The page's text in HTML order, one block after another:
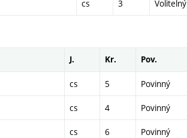
cs 3 Volitelný
J. Kr. Pov.
cs 5 Povinný
cs 4 Povinný
cs 6 Povinný